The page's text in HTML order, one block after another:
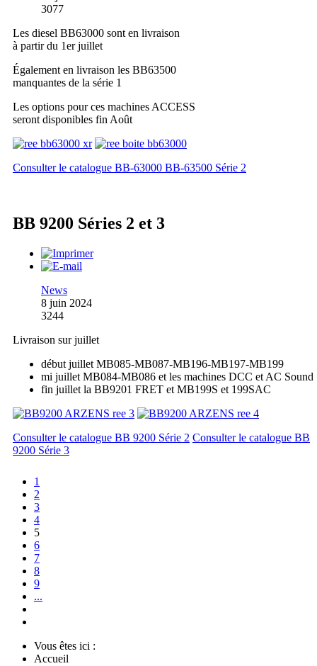
3077
Les diesel BB63000 sont en livraison
à partir du 1er juillet
Également en livraison les BB63500
manquantes de la série 1
Les options pour ces machines ACCESS
seront disponibles fin Août
Consulter le catalogue BB-63000 BB-63500 Série 2
BB 9200 Séries 2 et 3
News
8 juin 2024
3244
Livraison sur juillet
début juillet MB085-MB087-MB196-MB197-MB199
mi juillet MB084-MB086 et les machines DCC et AC Sound
fin juillet la BB9201 FRET et MB199S et 199SAC
Consulter le catalogue BB 9200 Série 2 Consulter le catalogue BB
9200 Série 3
1
2
3
4
5
6
7
8
9
...
Vous êtes ici :
Accueil